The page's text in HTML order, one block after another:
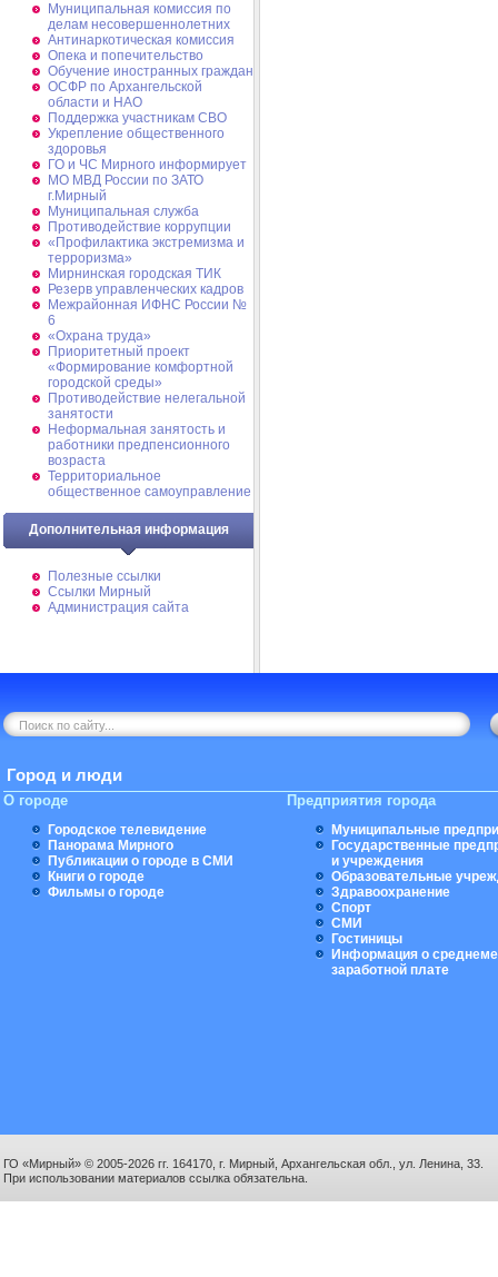
Муниципальная комиссия по
делам несовершеннолетних
Антинаркотическая комиссия
Опека и попечительство
Обучение иностранных граждан
ОСФР по Архангельской
области и НАО
Поддержка участникам СВО
Укрепление общественного
здоровья
ГО и ЧС Мирного информирует
МО МВД России по ЗАТО
г.Мирный
Муниципальная cлужба
Противодействие коррупции
«Профилактика экстремизма и
терроризма»
Мирнинская городская ТИК
Резерв управленческих кадров
Межрайонная ИФНС России №
6
«Охрана труда»
Приоритетный проект
«Формирование комфортной
городской среды»
Противодействие нелегальной
занятости
Неформальная занятость и
работники предпенсионного
возраста
Территориальное
общественное самоуправление
Дополнительная информация
Полезные ссылки
Ссылки Мирный
Администрация сайта
Город и люди
О городе
Городское телевидение
Панорама Мирного
Публикации о городе в СМИ
Книги о городе
Фильмы о городе
Предприятия города
Муниципальные
Государственные
и учреждения
Образовательные
Здравоохранение
Спорт
СМИ
Гостиницы
Информация о
заработной плате
ГО «Мирный» © 2005-2026 гг. 164170, г. Мирный, Архангельская обл., ул. Ленина, 33.
При использовании материалов ссылка обязательна.